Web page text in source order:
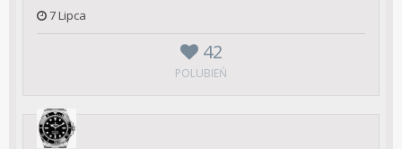
42
POLUBIEŃ
7 Lipca